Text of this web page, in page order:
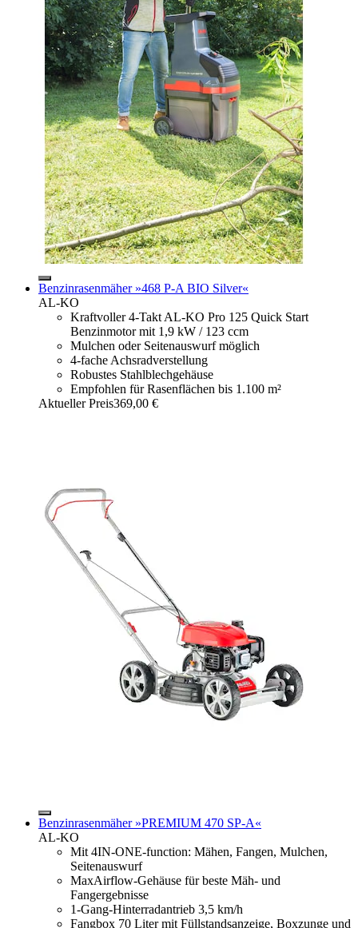
Benzinrasenmäher »468 P-A BIO Silver«
AL-KO
Kraftvoller 4-Takt AL-KO Pro 125 Quick Start
Benzinmotor mit 1,9 kW / 123 ccm
Mulchen oder Seitenauswurf möglich
4-fache Achsradverstellung
Robustes Stahlblechgehäuse
Empfohlen für Rasenflächen bis 1.100 m²
Aktueller Preis369,00 €
Benzinrasenmäher »PREMIUM 470 SP-A«
AL-KO
Mit 4IN-ONE-function: Mähen, Fangen, Mulchen,
Seitenauswurf
MaxAirflow-Gehäuse für beste Mäh- und
Fangergebnisse
1-Gang-Hinterradantrieb 3,5 km/h
Fangbox 70 Liter mit Füllstandsanzeige, Boxzunge und